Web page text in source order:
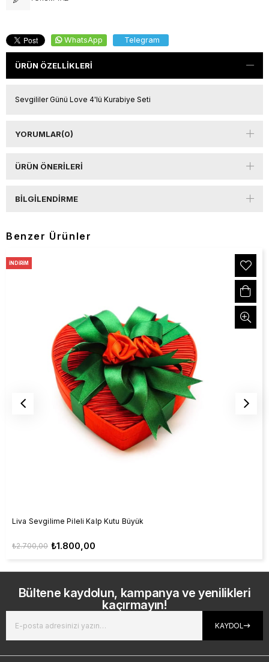
WhatsApp Telegram
ÜRÜN ÖZELLIKLERI
Sevgililer Günü Love 4'lü Kurabiye Seti
YORUMLAR(0)
ÜRÜN ÖNERILERI
BILGILENDIRME
Benzer Ürünler
Liva Sevgilime Pileli Kalp Kutu Büyük
₺1.800,00
₺2.700,00
İNDIRIM
Bültene kaydolun, kampanya ve yenilikleri
kaçırmayın!
KAYDOL